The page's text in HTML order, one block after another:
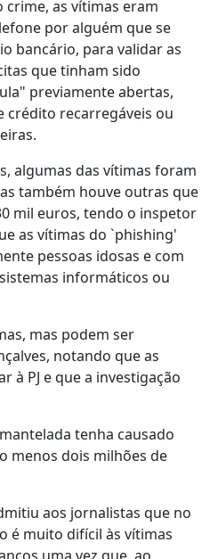
crime, as vítimas eram
por alguém que se
bancário, para validar as
que tinham sido
previamente abertas,
crédito recarregáveis ou
algumas das vítimas foram
também houve outras que
mil euros, tendo o inspetor
as vítimas do `phishing'
pessoas idosas e com
informáticos ou
mas podem ser
notando que as
à PJ e que a investigação
tenha causado
menos dois milhões de
aos jornalistas que no
é muito difícil às vítimas